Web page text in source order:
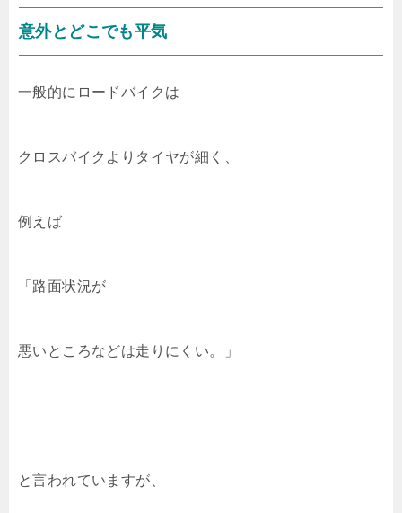
意外とどこでも平気
一般的にロードバイクは
クロスバイクよりタイヤが細く、
例えば
「路面状況が
悪いところなどは走りにくい。」
と言われていますが、